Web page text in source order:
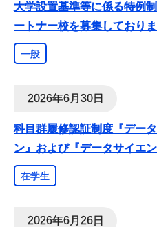
大学設置基準等に係る特例
ートナー校を募集しており
一般
2026年6月30日
科目群履修認証制度『デー
ン』および『データサイエ
在学生
2026年6月26日